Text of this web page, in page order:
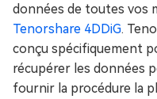
données de toutes vos
Tenorshare 4DDiG.
conçu spécifiquement
récupérer les données
fournir la procédure la